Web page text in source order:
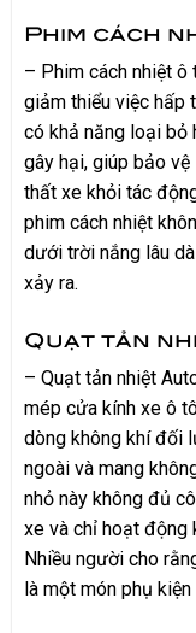
Phim cách
– Phim cách nhiệt
giảm thiểu việc hấp
có khả năng loại bỏ
gây hại, giúp bảo
thất xe khỏi tác
phim cách nhiệt
dưới trời nắng lâu
xảy ra.
Quạt tản
– Quạt tản nhiệt
mép cửa kính xe ô
dòng không khí đối
ngoài và mang
nhỏ này không đủ
xe và chỉ hoạt động
Nhiều người cho
là một món phụ kiện